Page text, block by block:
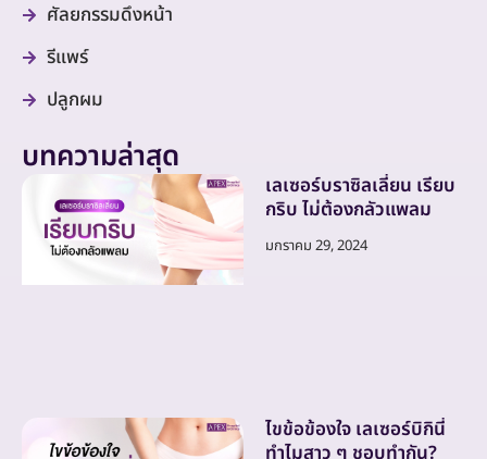
ศัลยกรรมดึงหน้า
รีแพร์
ปลูกผม
บทความล่าสุด
เลเซอร์บราซิลเลี่ยน เรียบ
กริบ ไม่ต้องกลัวแพลม
มกราคม 29, 2024
ไขข้อข้องใจ เลเซอร์บิกินี่